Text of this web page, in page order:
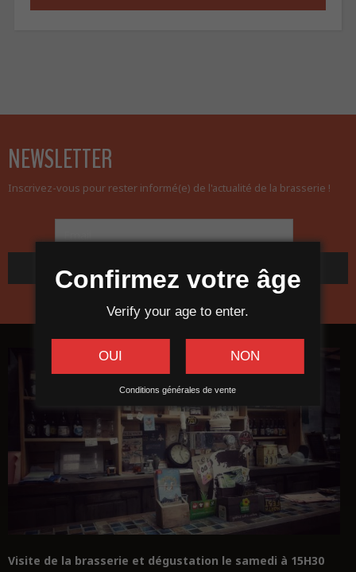
NEWSLETTER
Inscrivez-vous pour rester informé(e) de l'actualité de la brasserie !
Visite de la brasserie et dégustation le samedi à 15H30
Confirmez votre âge
Verify your age to enter.
OUI NON
Conditions générales de vente